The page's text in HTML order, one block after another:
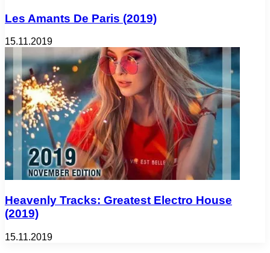
Les Amants De Paris (2019)
15.11.2019
Heavenly Tracks: Greatest Electro House
(2019)
15.11.2019